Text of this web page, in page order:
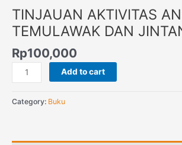
TINJAUAN AKTIVITAS
TEMULAWAK DAN
Rp100,000
Add to cart
Category: Buku